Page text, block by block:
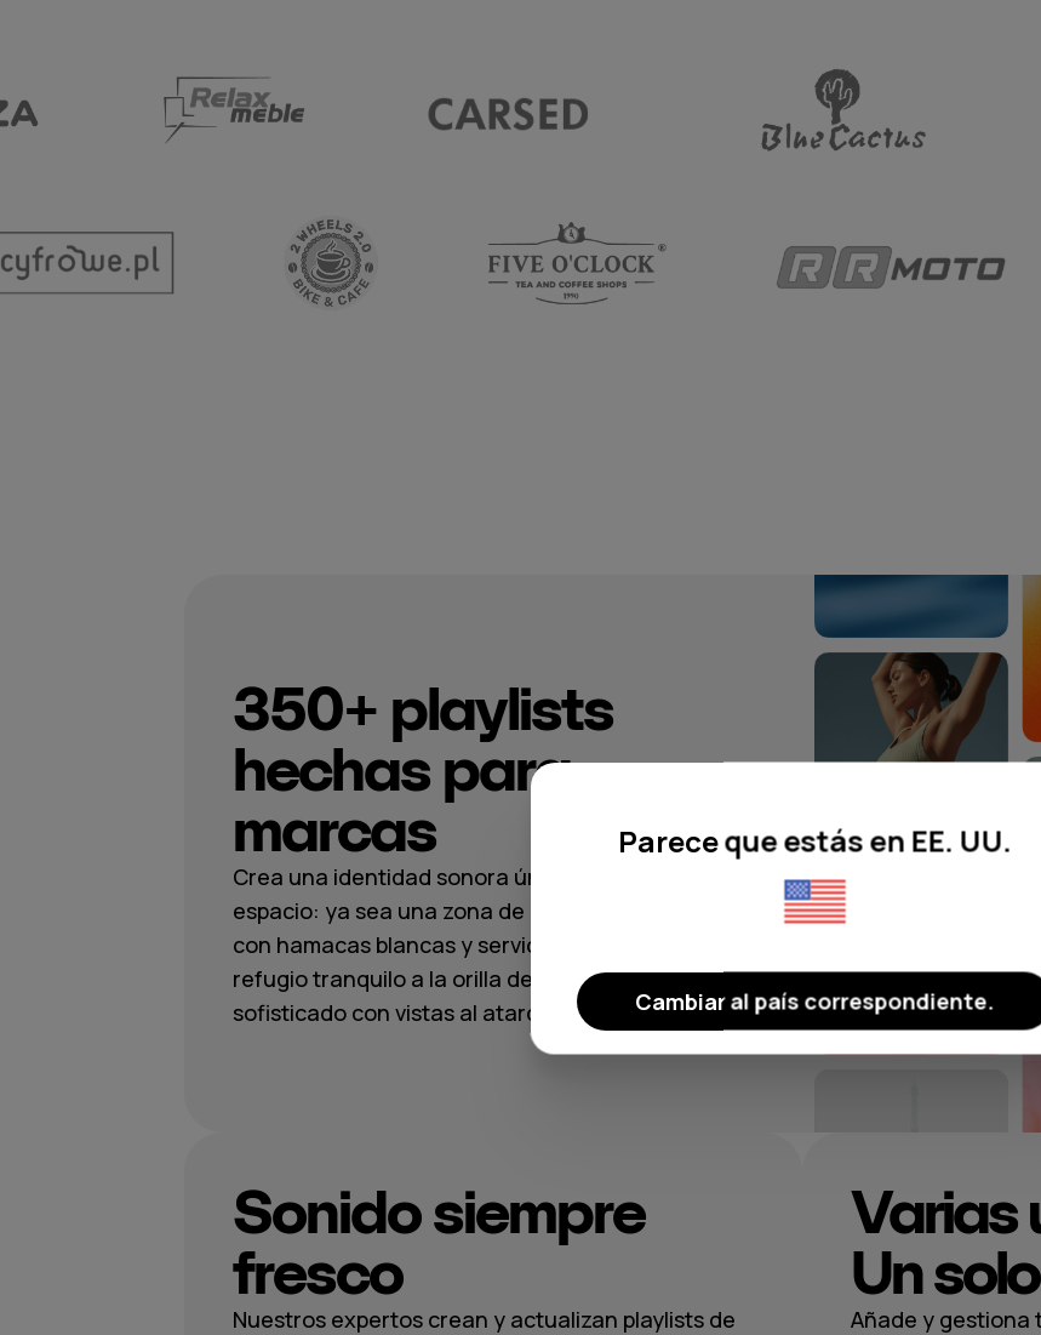
350+ playlists
hechas para
marcas
Crea una identidad sonora única para tu
espacio: ya sea una zona de playa exclusiva
con hamacas blancas y servicio VIP, un
refugio tranquilo a la orilla del mar o un bar
sofisticado con vistas al atardecer.
Sonido siempre
fresco
Nuestros expertos crean y actualizan playlists de
Varias
Un
Añade y gestiona
Parece que estás en EE. UU.
Cambiar al país correspondiente.